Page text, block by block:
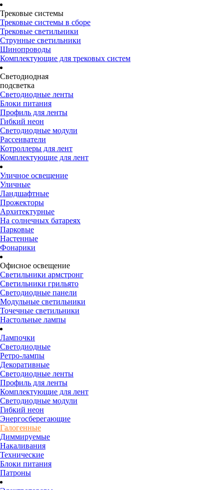
Трековые системы
Трековые системы в сборе
Трековые светильники
Струнные светильники
Шинопроводы
Комплектующие для трековых систем
Светодиодная
подсветка
Светодиодные ленты
Блоки питания
Профиль для ленты
Гибкий неон
Светодиодные модули
Рассеиватели
Котроллеры для лент
Комплектующие для лент
Уличное освещение
Уличные
Ландшафтные
Прожекторы
Архитектурные
На солнечных батареях
Парковые
Настенные
Фонарики
Офисное освещение
Светильники армстронг
Светильники грильято
Светодиодные панели
Модульные светильники
Точечные светильники
Настольные лампы
Лампочки
Светодиодные
Ретро-лампы
Декоративные
Светодиодные ленты
Профиль для ленты
Комплектующие для лент
Светодиодные модули
Гибкий неон
Энергосберегающие
Галогенные
Диммируемые
Накаливания
Технические
Блоки питания
Патроны